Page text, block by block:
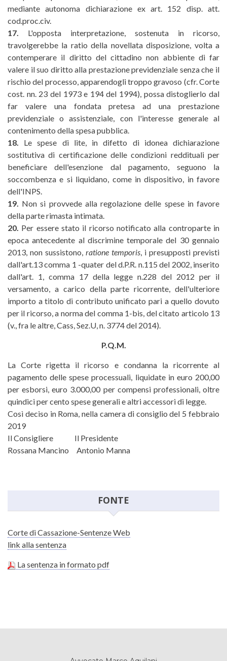
mediante autonoma dichiarazione ex art. 152 disp. att.
cod.proc.civ.
17.
L'opposta interpretazione, sostenuta in ricorso,
travolgerebbe la ratio della novellata disposizione, volta a
contemperare il diritto del cittadino non abbiente di far
valere il suo diritto alla prestazione previdenziale senza che il
rischio del processo, apparendogli troppo gravoso (cfr. Corte
cost. nn. 23 del 1973 e 194 del 1994), possa distoglierlo dal
far valere una fondata pretesa ad una prestazione
previdenziale o assistenziale, con l'interesse generale al
contenimento della spesa pubblica.
18.
Le spese di lite, in difetto di idonea dichiarazione
sostitutiva di certificazione delle condizioni reddituali per
beneficiare dell'esenzione dal pagamento, seguono la
soccombenza e si liquidano, come in dispositivo, in favore
dell'INPS.
19. Non si provvede alla regolazione delle spese in favore
della parte rimasta intimata.
20. Per essere stato il ricorso notificato alla controparte in
epoca antecedente al discrimine temporale del 30 gennaio
2013, non sussistono, ratione temporis , i presupposti previsti
dall'art.13 comma 1 -quater del d.P.R. n.115 del 2002, inserito
dall'art. 1, comma 17 della legge n.228 del 2012 per il
versamento, a carico della parte ricorrente, dell'ulteriore
importo a titolo di contributo unificato pari a quello dovuto
per il ricorso, a norma del comma 1-bis, del citato articolo 13
(v., fra le altre, Cass, Sez.U, n. 3774 del 2014).
P.Q.M.
La Corte rigetta il ricorso e condanna la ricorrente al
pagamento delle spese processuali, liquidate in euro 200,00
per esborsi, euro 3.000,00 per compensi professionali, oltre
quindici per cento spese generali e altri accessori di legge.
Così deciso in Roma, nella camera di consiglio del 5 febbraio
2019
Il Consigliere Il Presidente
Rossana Mancino Antonio Manna
FONTE
Corte di Cassazione-Sentenze Web
link alla sentenza
La sentenza in formato pdf